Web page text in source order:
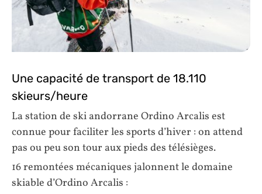
Une capacité de transport de 18.110
skieurs/heure
La station de ski andorrane Ordino Arcalis est
connue pour faciliter les sports d’hiver : on attend
pas ou peu son tour aux pieds des télésièges.
16 remontées mécaniques jalonnent le domaine
skiable d’Ordino Arcalis :